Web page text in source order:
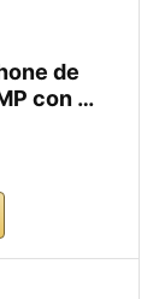
de
con …